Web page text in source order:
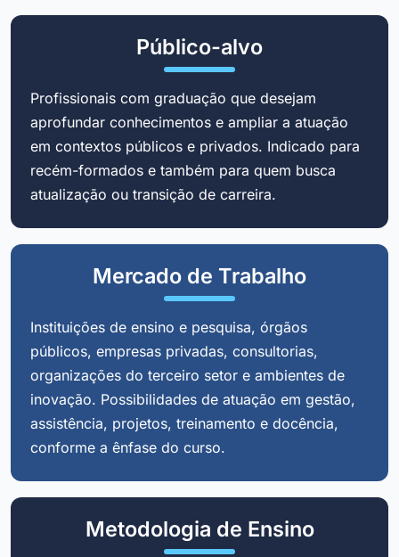
Público-alvo
Profissionais com graduação que desejam
aprofundar conhecimentos e ampliar a atuação
em contextos públicos e privados. Indicado para
recém-formados e também para quem busca
atualização ou transição de carreira.
Mercado de Trabalho
Instituições de ensino e pesquisa, órgãos
públicos, empresas privadas, consultorias,
organizações do terceiro setor e ambientes de
inovação. Possibilidades de atuação em gestão,
assistência, projetos, treinamento e docência,
conforme a ênfase do curso.
Metodologia de Ensino